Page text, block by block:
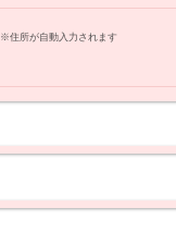
※住所が自動入力 されます